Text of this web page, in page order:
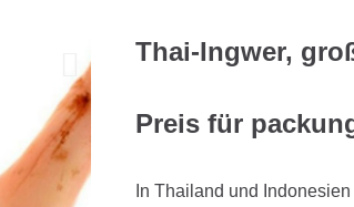
Thai-Ingwer,
Preis für
In Thailand und